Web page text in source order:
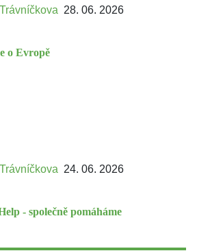
28. 06. 2026
o Evropě
24. 06. 2026
- společně pomáháme